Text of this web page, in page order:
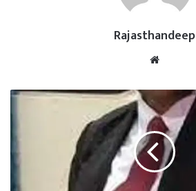
Rajasthandeep